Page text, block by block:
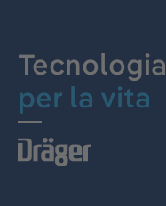
Tecnologia
per la vita